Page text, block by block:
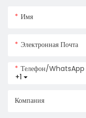
Имя
Электронная Почта
+1
Телефон/WhatsApp
Компания